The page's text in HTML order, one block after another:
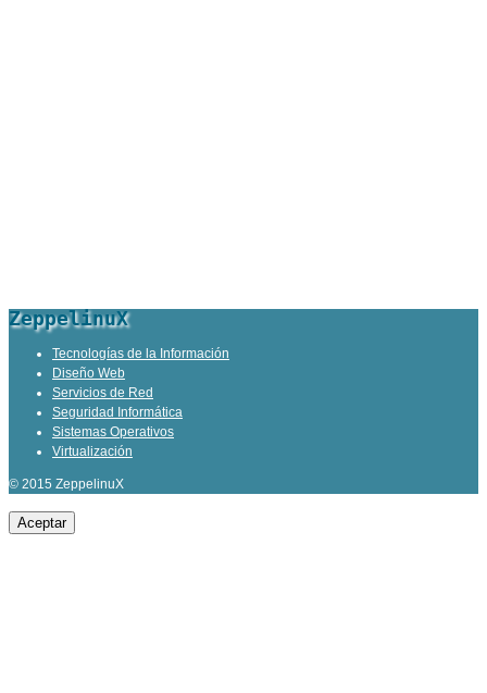
ZeppelinuX
Tecnologías de la Información
Diseño Web
Servicios de Red
Seguridad Informática
Sistemas Operativos
Virtualización
© 2015 ZeppelinuX
Aceptar